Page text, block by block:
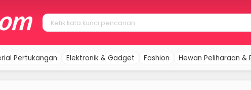
Pertukangan Elektronik & Gadget Fashion Hewan Peliharaan &